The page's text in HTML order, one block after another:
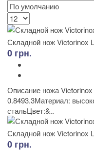
Складной нож Victorinox
0 грн.
Описание ножа
0.8493.3Материал:
стальЦвет:&..
Складной нож Victorinox
0 грн.